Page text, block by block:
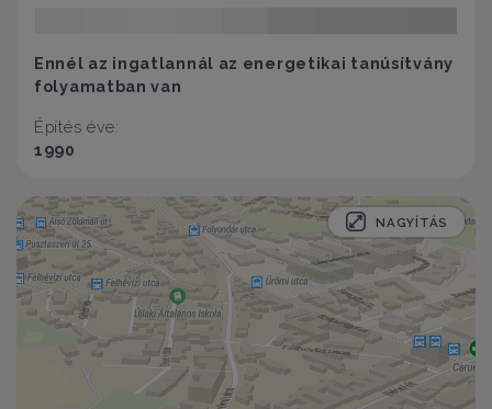
Ennél az ingatlannál az energetikai tanúsítvány
folyamatban van
Építés éve:
1990
NAGYÍTÁS